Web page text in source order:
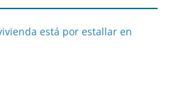
está por estallar en